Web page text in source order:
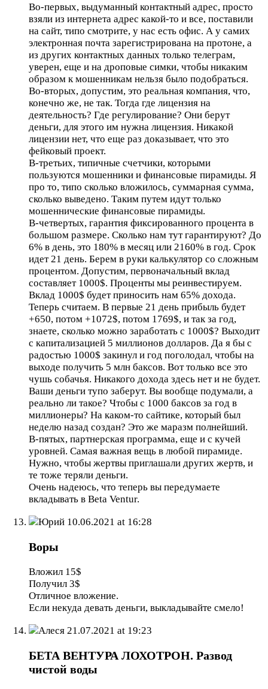
Во-первых, выдуманный контактный адрес, просто
взяли из интернета адрес какой-то и все, поставили
на сайт, типо смотрите, у нас есть офис. А у самих
электронная почта зарегистрирована на протоне, а
из других контактных данных только телеграм,
уверен, еще и на дроповые симки, чтобы никаким
образом к мошенникам нельзя было подобраться.
Во-вторых, допустим, это реальная компания, что,
конечно же, не так. Тогда где лицензия на
деятельность? Где регулирование? Они берут
деньги, для этого им нужна лицензия. Никакой
лицензии нет, что еще раз доказывает, что это
фейковый проект.
В-третьих, типичные счетчики, которыми
пользуются мошенники и финансовые пирамиды. Я
про то, типо сколько вложилось, суммарная сумма,
сколько выведено. Таким путем идут только
мошеннические финансовые пирамиды.
В-четвертых, гарантия фиксированного процента в
большом размере. Сколько нам тут гарантируют? До
6% в день, это 180% в месяц или 2160% в год. Срок
идет 21 день. Берем в руки калькулятор со сложным
процентом. Допустим, первоначальный вклад
составляет 1000$. Проценты мы реинвестируем.
Вклад 1000$ будет приносить нам 65% дохода.
Теперь считаем. В первые 21 день прибыль будет
+650, потом +1072$, потом 1769$, и так за год,
знаете, сколько можно заработать с 1000$? Выходит
с капитализацией 5 миллионов долларов. Да я бы с
радостью 1000$ закинул и год поголодал, чтобы на
выходе получить 5 млн баксов. Вот только все это
чушь собачья. Никакого дохода здесь нет и не будет.
Ваши деньги тупо заберут. Вы вообще подумали, а
реально ли такое? Чтобы с 1000 баксов за год в
миллионеры? На каком-то сайтике, который был
неделю назад создан? Это же маразм полнейший.
В-пятых, партнерская программа, еще и с кучей
уровней. Самая важная вещь в любой пирамиде.
Нужно, чтобы жертвы приглашали других жертв, и
те тоже теряли деньги.
Очень надеюсь, что теперь вы передумаете
вкладывать в Beta Ventur.
Юрий 10.06.2021 at 16:28
Воры
Вложил 15$
Получил 3$
Отличное вложение.
Если некуда девать деньги, выкладывайте смело!
Алеся 21.07.2021 at 19:23
БЕТА ВЕНТУРА ЛОХОТРОН. Развод
чистой воды